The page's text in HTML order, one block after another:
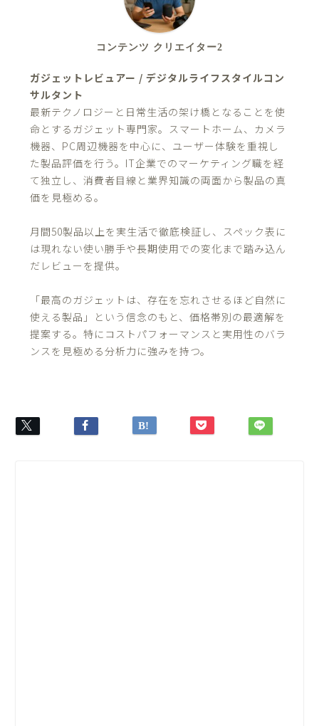
コンテンツ クリエイター2
ガジェットレビュアー / デジタルライフスタイルコン
サルタント
最新テクノロジーと日常生活の架け橋となることを使
命とするガジェット専門家。スマートホーム、カメラ
機器、PC周辺機器を中心に、ユーザー体験を重視し
た製品評価を行う。IT企業でのマーケティング職を経
て独立し、消費者目線と業界知識の両面から製品の真
価を見極める。
月間50製品以上を実生活で徹底検証し、スペック表に
は現れない使い勝手や長期使用での変化まで踏み込ん
だレビューを提供。
「最高のガジェットは、存在を忘れさせるほど自然に
使える製品」という信念のもと、価格帯別の最適解を
提案する。特にコストパフォーマンスと実用性のバラ
ンスを見極める分析力に強みを持つ。